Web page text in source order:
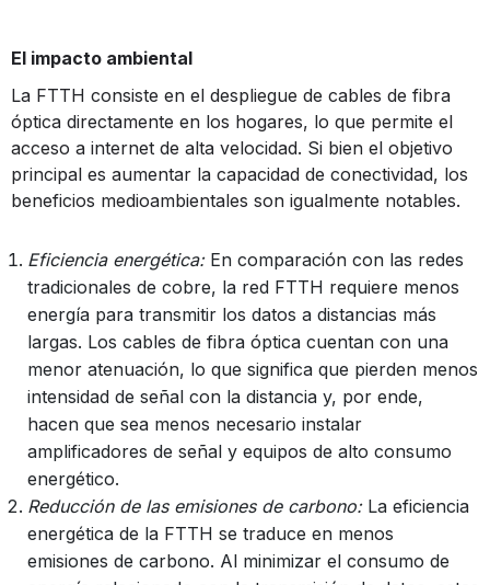
El impacto ambiental
La FTTH consiste en el despliegue de cables de fibra
óptica directamente en los hogares, lo que permite el
acceso a internet de alta velocidad. Si bien el objetivo
principal es aumentar la capacidad de conectividad, los
beneficios medioambientales son igualmente notables.
Eficiencia energética: En comparación con las redes
tradicionales de cobre, la red FTTH requiere menos
energía para transmitir los datos a distancias más
largas. Los cables de fibra óptica cuentan con una
menor atenuación, lo que significa que pierden menos
intensidad de señal con la distancia y, por ende,
hacen que sea menos necesario instalar
amplificadores de señal y equipos de alto consumo
energético.
Reducción de las emisiones de carbono:La eficiencia
energética de la FTTH se traduce en menos
emisiones de carbono. Al minimizar el consumo de